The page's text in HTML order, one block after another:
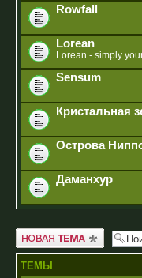
Rowfall
Lorean
Lorean - simply
Sensum
Кристальная
Острова
Даманхур
Новая тема
ТЕМЫ